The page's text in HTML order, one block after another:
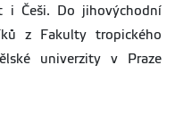
i Češi. Do jihovýchodní
z Fakulty tropického
univerzity v Praze